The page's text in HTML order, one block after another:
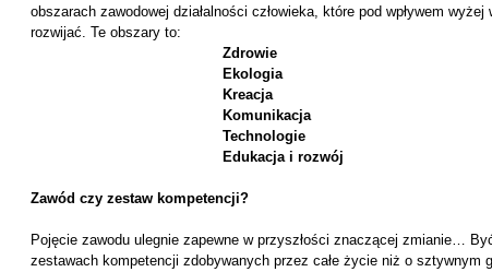
obszarach zawodowej działalności człowieka, które pod wpływem
rozwijać. Te obszary to:
Zdrowie
Ekologia
Kreacja
Komunikacja
Technologie
Edukacja i rozwój
Zawód czy zestaw kompetencji?
Pojęcie zawodu ulegnie zapewne w przyszłości znaczącej zmianie…
zestawach kompetencji zdobywanych przez całe życie niż o sztywnym